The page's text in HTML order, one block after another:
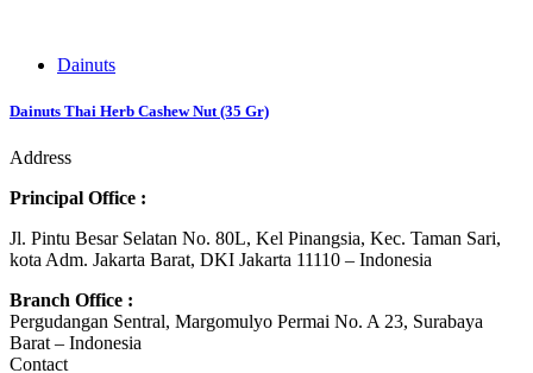
Dainuts
Dainuts Thai Herb Cashew Nut (35 Gr)
Address
Principal Office :
Jl. Pintu Besar Selatan No. 80L, Kel Pinangsia, Kec. Taman Sari,
kota Adm. Jakarta Barat, DKI Jakarta 11110 – Indonesia
Branch Office :
Pergudangan Sentral, Margomulyo Permai No. A 23, Surabaya
Barat – Indonesia
Contact